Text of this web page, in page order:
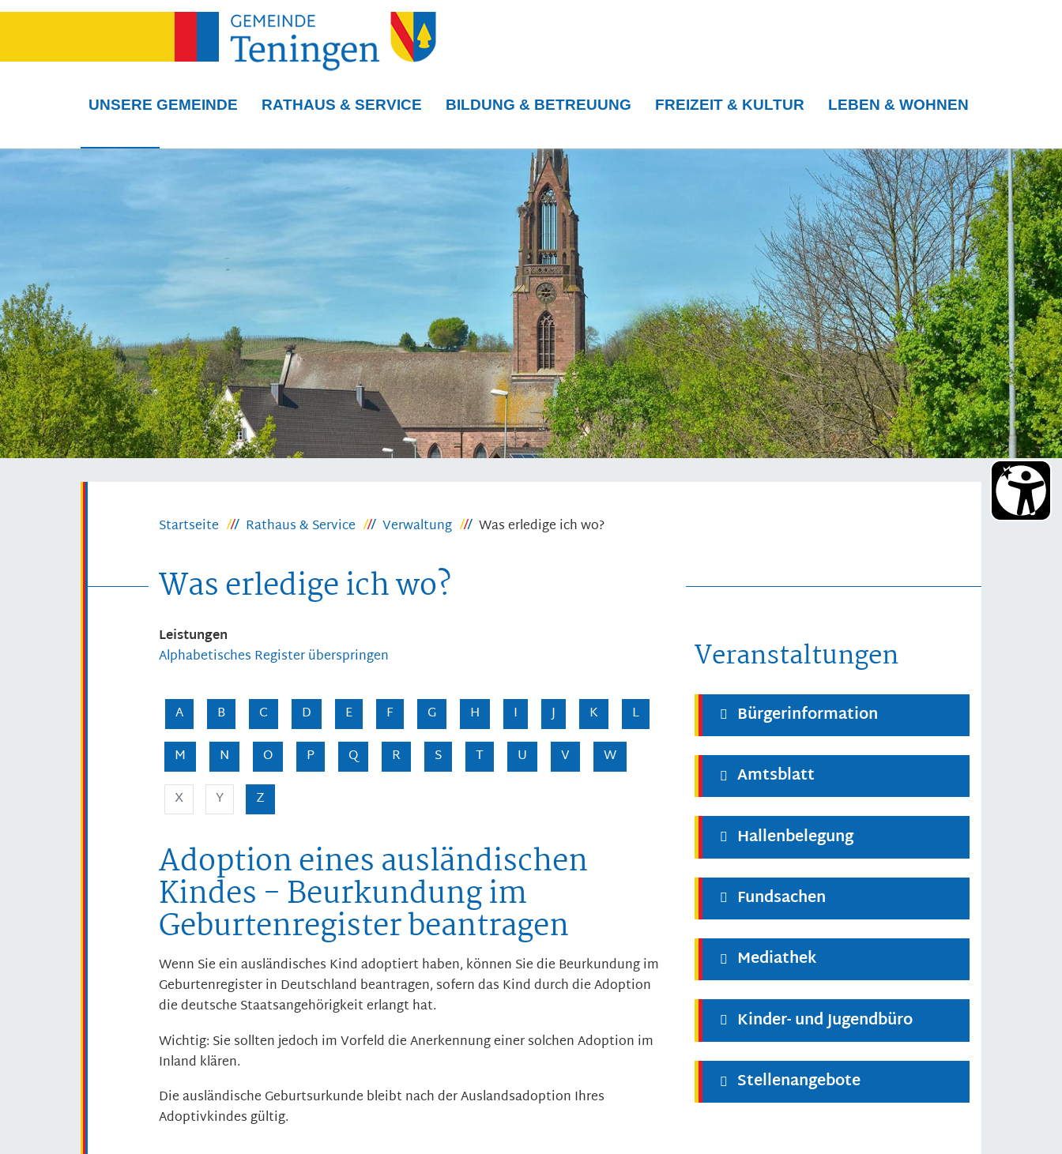
UNSERE GEMEINDE RATHAUS & SERVICE BILDUNG & BETREUUNG FREIZEIT & KULTUR LEBEN & WOHNEN
Startseite Rathaus & Service Verwaltung Was erledige ich wo?
Was erledige ich wo?
Leistungen
Alphabetisches Register überspringen
A B C D E F G H I J K
L
M
N O P Q R S T U V
W
X
Y Z
Adoption eines ausländischen
Kindes - Beurkundung im
Geburtenregister beantragen
Wenn Sie ein ausländisches Kind adoptiert haben, können Sie die Beurkundung im
Geburtenregister in Deutschland beantragen, sofern das Kind durch die Adoption
die deutsche Staatsangehörigkeit erlangt hat.
Wichtig: Sie sollten jedoch im Vorfeld die Anerkennung einer solchen Adoption im
Inland klären.
Die ausländische Geburtsurkunde bleibt nach der Auslandsadoption Ihres
Adoptivkindes gültig.
Veranstaltungen
Bürgerinformation
Amtsblatt
Hallenbelegung
Fundsachen
Mediathek
Kinder- und Jugendbüro
Stellenangebote